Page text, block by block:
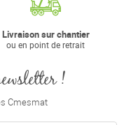
Livraison sur chantier
ou en point de retrait
!
Cmesmat